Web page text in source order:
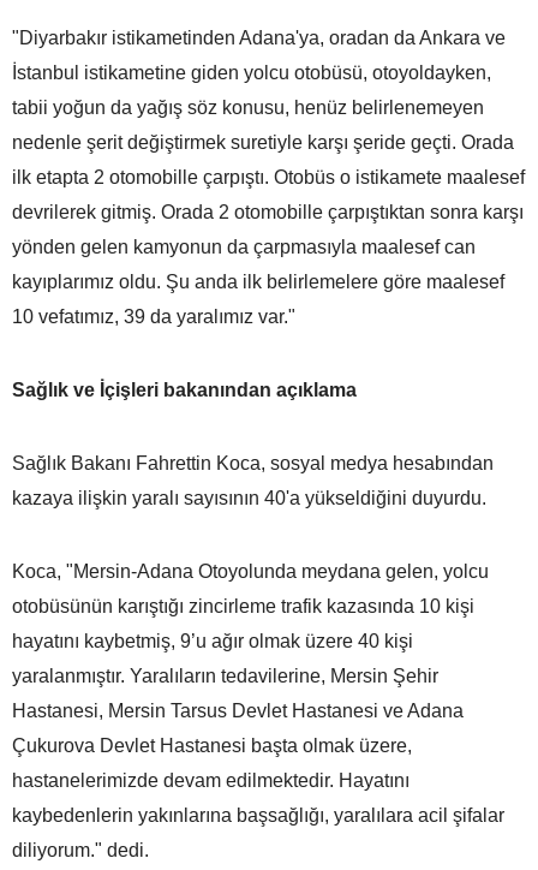
"Diyarbakır istikametinden Adana'ya, oradan da Ankara ve
İstanbul istikametine giden yolcu otobüsü, otoyoldayken,
tabii yoğun da yağış söz konusu, henüz belirlenemeyen
nedenle şerit değiştirmek suretiyle karşı şeride geçti. Orada
ilk etapta 2 otomobille çarpıştı. Otobüs o istikamete maalesef
devrilerek gitmiş. Orada 2 otomobille çarpıştıktan sonra karşı
yönden gelen kamyonun da çarpmasıyla maalesef can
kayıplarımız oldu. Şu anda ilk belirlemelere göre maalesef
10 vefatımız, 39 da yaralımız var."
Sağlık ve İçişleri bakanından açıklama
Sağlık Bakanı Fahrettin Koca, sosyal medya hesabından
kazaya ilişkin yaralı sayısının 40'a yükseldiğini duyurdu.
Koca, "Mersin-Adana Otoyolunda meydana gelen, yolcu
otobüsünün karıştığı zincirleme trafik kazasında 10 kişi
hayatını kaybetmiş, 9’u ağır olmak üzere 40 kişi
yaralanmıştır. Yaralıların tedavilerine, Mersin Şehir
Hastanesi, Mersin Tarsus Devlet Hastanesi ve Adana
Çukurova Devlet Hastanesi başta olmak üzere,
hastanelerimizde devam edilmektedir. Hayatını
kaybedenlerin yakınlarına başsağlığı, yaralılara acil şifalar
diliyorum." dedi.